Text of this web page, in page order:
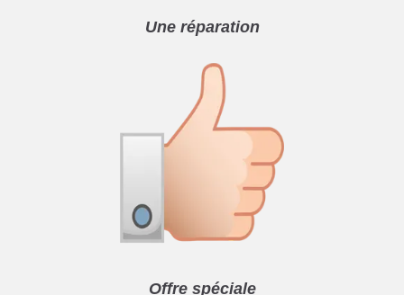
Une réparation
Offre spéciale